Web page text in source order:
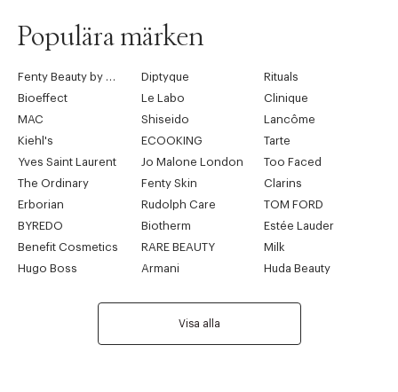
Populära märken
Diptyque
Rituals
Bioeffect
Le Labo
Clinique
MAC
Shiseido
Lancôme
Kiehl's
ECOOKING
Tarte
Yves Saint Laurent
Jo Malone London
Too Faced
The Ordinary
Fenty Skin
Clarins
Erborian
Rudolph Care
TOM FORD
BYREDO
Biotherm
Estée Lauder
Benefit Cosmetics
RARE BEAUTY
Milk
Hugo Boss
Armani Huda Beauty
Visa alla